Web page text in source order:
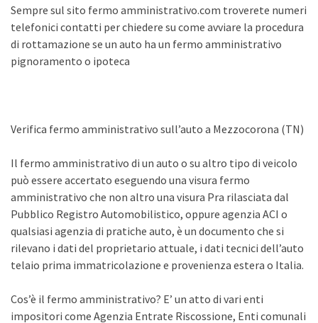
Sempre sul sito fermo amministrativo.com troverete numeri
telefonici contatti per chiedere su come avviare la procedura
di rottamazione se un auto ha un fermo amministrativo
pignoramento o ipoteca
Verifica fermo amministrativo sull’auto a Mezzocorona (TN)
Il fermo amministrativo di un auto o su altro tipo di veicolo
può essere accertato eseguendo una visura fermo
amministrativo che non altro una visura Pra rilasciata dal
Pubblico Registro Automobilistico, oppure agenzia ACI o
qualsiasi agenzia di pratiche auto, è un documento che si
rilevano i dati del proprietario attuale, i dati tecnici dell’auto
telaio prima immatricolazione e provenienza estera o Italia.
Cos’è il fermo amministrativo? E’ un atto di vari enti
impositori come Agenzia Entrate Riscossione, Enti comunali